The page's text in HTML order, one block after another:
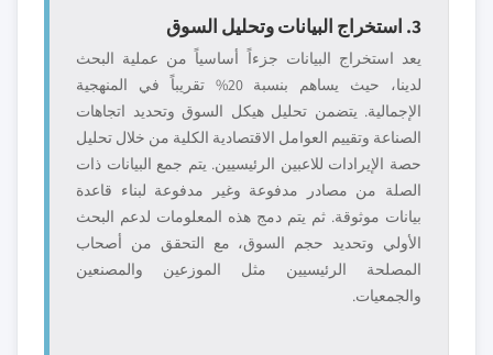
3. استخراج البيانات وتحليل السوق
يعد استخراج البيانات جزءاً أساسياً من عملية البحث
لدينا، حيث يساهم بنسبة 20% تقريباً في المنهجية
الإجمالية. يتضمن تحليل هيكل السوق وتحديد اتجاهات
الصناعة وتقييم العوامل الاقتصادية الكلية من خلال تحليل
حصة الإيرادات للاعبين الرئيسيين. يتم جمع البيانات ذات
الصلة من مصادر مدفوعة وغير مدفوعة لبناء قاعدة
بيانات موثوقة. ثم يتم دمج هذه المعلومات لدعم البحث
الأولي وتحديد حجم السوق، مع التحقق من أصحاب
المصلحة الرئيسيين مثل الموزعين والمصنعين
والجمعيات.